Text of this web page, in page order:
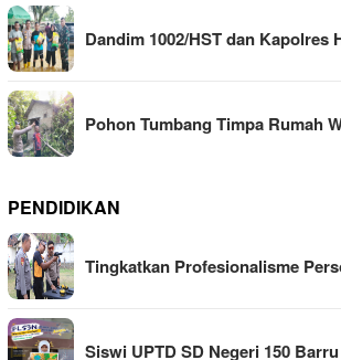
Dandim 1002/HST dan Kapolres
Pohon Tumbang Timpa Rumah
PENDIDIKAN
Tingkatkan Profesionalisme
Siswi UPTD SD Negeri 150